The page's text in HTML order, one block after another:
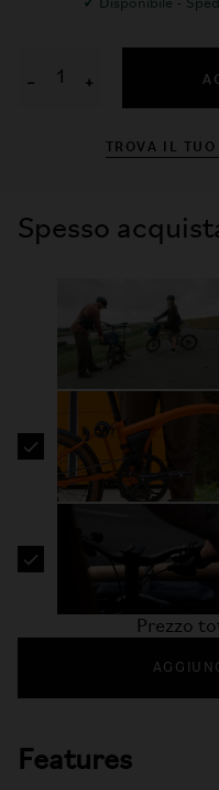
✓ Disponibile -
− +
TROVA IL
Spesso
Prezzo
Features